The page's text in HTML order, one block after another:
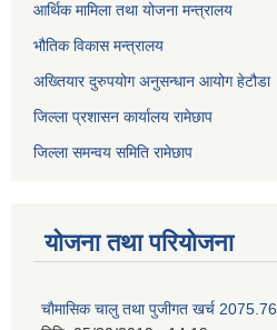
आर्थिक मामिला तथा योजना मन्त्रालय
भौतिक विकास मन्त्रालय
अख्तियार दुरुपयोग अनुसन्धान आयोग हेटौडा
जिल्ला प्रशासन कार्यालय रामेछाप
जिल्ला समन्वय समिति रामेछाप
योजना तथा परियोजना
चाैमासिक चालु तथा पुजीगत खर्च 2075.76